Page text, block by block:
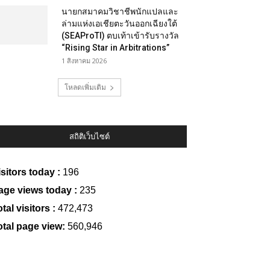
นายกสมาคมวิชาชีพนักแปลและ
ล่ามแห่งเอเชียตะวันออกเฉียงใต้
(SEAProTI) ตบเท้าเข้ารับรางวัล
“Rising Star in Arbitrations”
1 สิงหาคม 2026
โหลดเพิ่มเติม
สถิติเว็บไซต์
today : 196
views today : 235
visitors : 472,473
page view: 560,946